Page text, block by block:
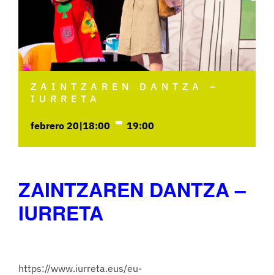
ZAINTZAREN DANTZA –
IURRETA
febrero 20|18:00 - 19:00
ZAINTZAREN DANTZA –
IURRETA
https://www.iurreta.eus/eu-